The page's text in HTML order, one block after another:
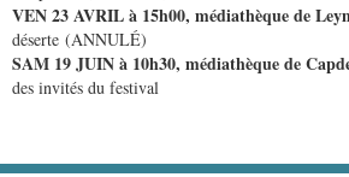
VEN 23 AVRIL à 15h00, médiathèque de
déserte (ANNULÉ)
SAM 19 JUIN à 10h30, médiathèque de
des invités du festival